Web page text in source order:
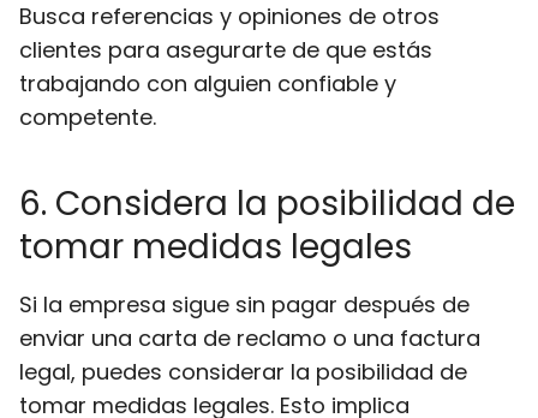
Busca referencias y opiniones de otros
clientes para asegurarte de que estás
trabajando con alguien confiable y
competente.
6. Considera la posibilidad de
tomar medidas legales
Si la empresa sigue sin pagar después de
enviar una carta de reclamo o una factura
legal, puedes considerar la posibilidad de
tomar medidas legales. Esto implica